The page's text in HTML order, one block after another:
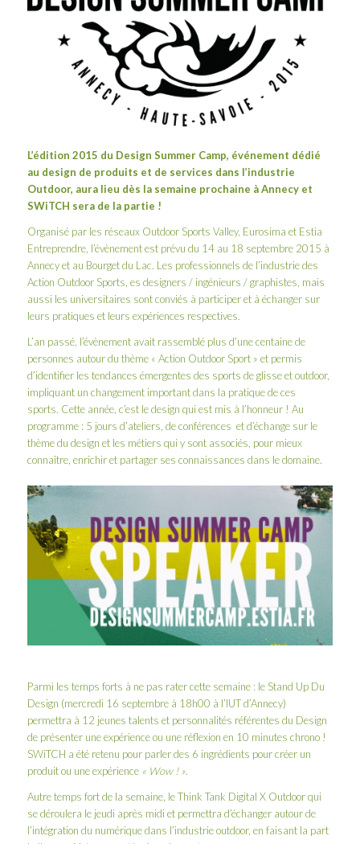
L’édition 2015 du Design Summer Camp, événement dédié
au design de produits et de services dans l’industrie
Outdoor, aura lieu dès la semaine prochaine à Annecy et
SWiTCH sera de la partie !
Organisé par les réseaux Outdoor Sports Valley, Eurosima et Estia
Entreprendre, l’évènement est prévu du 14 au 18 septembre 2015 à
Annecy et au Bourget du Lac. Les professionnels de l’industrie des
Action Outdoor Sports, es designers / ingénieurs / graphistes, mais
aussi les universitaires sont conviés à participer et à échanger sur
leurs pratiques et leurs expériences respectives.
L’an passé, l’évènement avait rassemblé plus d’une centaine de
personnes autour du thème « Action Outdoor Sport » et permis
d’identifier les tendances émergentes des sports de glisse et outdoor,
impliquant un changement important dans la pratique de ces
sports. Cette année, c’est le design qui est mis à l’honneur ! Au
programme : 5 jours d’ateliers, de conférences et d’échange sur le
thème du design et les métiers qui y sont associés, pour mieux
connaître, enrichir et partager ses connaissances dans le domaine.
Parmi les temps forts à ne pas rater cette semaine : le Stand Up Du
Design (mercredi 16 septembre à 18h00 à l’IUT d’Annecy)
permettra à 12 jeunes talents et personnalités référentes du Design
de présenter une expérience ou une réflexion en 10 minutes chrono !
SWiTCH a été retenu pour parler des 6 ingrédients pour créer un
produit ou une expérience « Wow ! ».
Autre temps fort de la semaine, le Think Tank Digital X Outdoor qui
se déroulera le jeudi après midi et permettra d’échanger autour de
l’intégration du numérique dans l’industrie outdoor, en faisant la part